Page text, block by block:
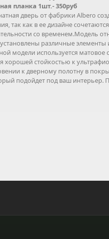
планка 1шт.- 350руб
дверь от фабрики Albero
так как в ее дизайне
со временем.Модель
различные элементы
модели используется
хорошей стойкостью к
к дверному полотну в
подойдет под ваш интерьер.